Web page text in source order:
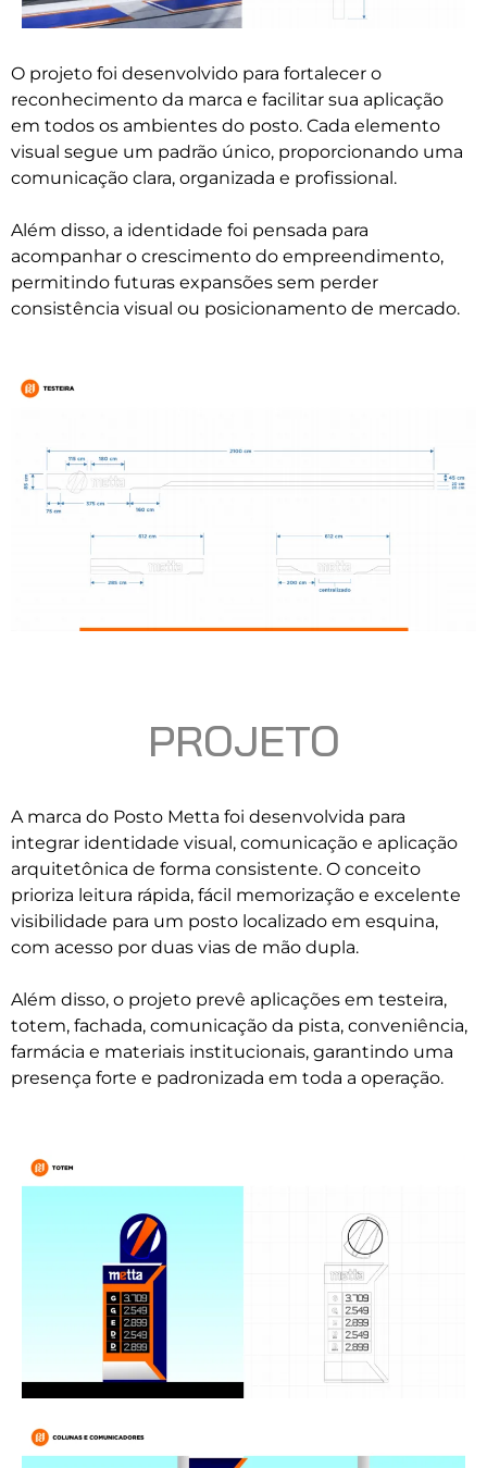
O projeto foi desenvolvido para fortalecer o
reconhecimento da marca e facilitar sua aplicação
em todos os ambientes do posto. Cada elemento
visual segue um padrão único, proporcionando uma
comunicação clara, organizada e profissional.
Além disso, a identidade foi pensada para
acompanhar o crescimento do empreendimento,
permitindo futuras expansões sem perder
consistência visual ou posicionamento de mercado.
PROJETO
A marca do Posto Metta foi desenvolvida para
integrar identidade visual, comunicação e aplicação
arquitetônica de forma consistente. O conceito
prioriza leitura rápida, fácil memorização e excelente
visibilidade para um posto localizado em esquina,
com acesso por duas vias de mão dupla.
Além disso, o projeto prevê aplicações em testeira,
totem, fachada, comunicação da pista, conveniência,
farmácia e materiais institucionais, garantindo uma
presença forte e padronizada em toda a operação.